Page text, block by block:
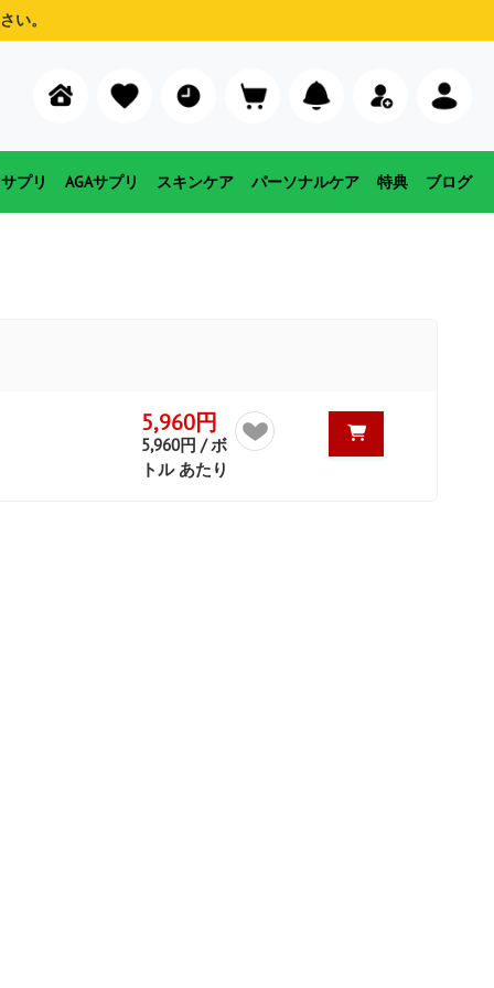
い。
プリ AGAサプリ スキンケア パーソナルケア 特典 ブログ
5,960円
5,960円 / ボ
トル あたり